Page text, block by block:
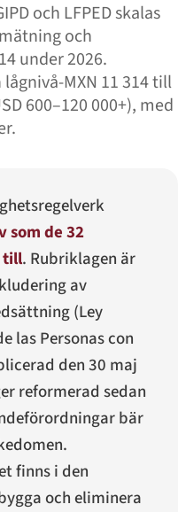
och LFPED skalas
och
under 2026.
MXN 11 314 till
600–120 000+), med
som de 32
till. Rubriklagen är
av
(Ley
las Personas con
den 30 maj
reformerad sedan
bär
finns i den
och eliminera